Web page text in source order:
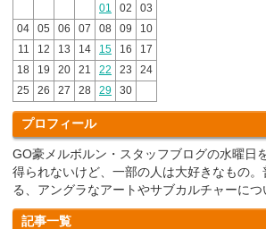
01
02
03
04
05 06 07 08 09
10
11
12 13 14 15 16
17
18
19 20 21 22 23
24
25
26 27 28 29 30
プロフィール
GO豪メルボルン・スタッフブログの水曜日
得られないけど、一部の人は大好きなもの
る、アングラなアートやサブカルチャーにつ
記事一覧